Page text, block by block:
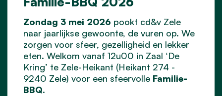
Zondag 3 mei 2026 pookt cd&v Zele
naar jaarlijkse gewoonte, de vuren op. We
zorgen voor sfeer, gezelligheid en lekker
eten. Welkom vanaf 12u00 in Zaal ‘De
Kring’ te Zele-Heikant (Heikant 274 -
9240 Zele) voor een sfeervolle Familie-
BBQ.